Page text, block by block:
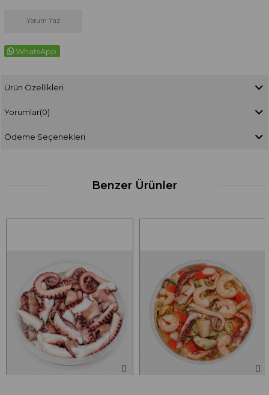
Yorum Yaz
WhatsApp
Ürün Özellikleri
Yorumlar(0)
Ödeme Seçenekleri
Benzer Ürünler